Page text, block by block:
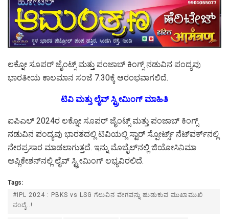
ಲಕ್ನೋ ಸೂಪರ್ ಜೈಂಟ್ಸ್ ಮತ್ತು ಪಂಜಾಬ್ ಕಿಂಗ್ಸ್ ನಡುವಿನ ಪಂದ್ಯವು
ಭಾರತೀಯ ಕಾಲಮಾನ ಸಂಜೆ 7.30ಕ್ಕೆ ಆರಂಭವಾಗಲಿದೆ.
ಟಿವಿ ಮತ್ತು ಲೈವ್ ಸ್ಟ್ರೀಮಿಂಗ್ ಮಾಹಿತಿ
ಐಪಿಎಲ್ 2024ರ ಲಕ್ನೋ ಸೂಪರ್ ಜೈಂಟ್ಸ್ ಮತ್ತು ಪಂಜಾಬ್ ಕಿಂಗ್ಸ್
ನಡುವಿನ ಪಂದ್ಯವು ಭಾರತದಲ್ಲಿ ಟಿವಿಯಲ್ಲಿ ಸ್ಟಾರ್ ಸ್ಪೋರ್ಟ್ಸ್ ನೆಟ್‌ವರ್ಕ್‌ನಲ್ಲಿ
ನೇರಪ್ರಸಾರ ಮಾಡಲಾಗುತ್ತದೆ. ಇನ್ನು ಮೊಬೈಲ್‌ನಲ್ಲಿ ಜಿಯೋಸಿನಿಮಾ
ಅಪ್ಲಿಕೇಶನ್‌ನಲ್ಲಿ ಲೈವ್ ಸ್ಟ್ರೀಮಿಂಗ್ ಲಭ್ಯವಿರಲಿದೆ.
Tags:
#IPL 2024 : PBKS vs LSG ಗೆಲುವಿನ ವೇಗವನ್ನು ಹುಡುಕುವ ಮುಖಾಮುಖಿ
ಪಂದ್ಯೆ..!